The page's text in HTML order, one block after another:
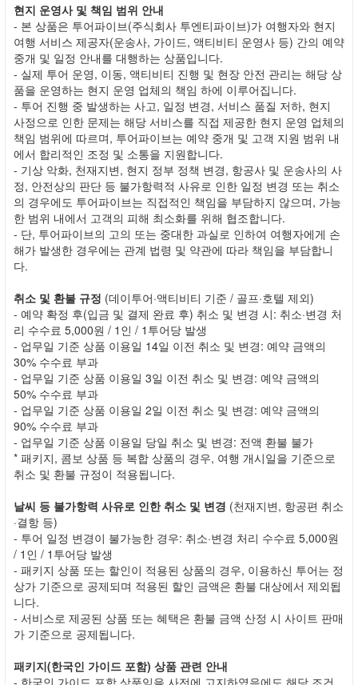
현지 운영사 및 책임 범위 안내
- 본 상품은 투어파이브(주식회사 투엔티파이브)가 여행자와 현지
여행 서비스 제공자(운송사, 가이드, 액티비티 운영사 등) 간의 예약
중개 및 일정 안내를 대행하는 상품입니다.
- 실제 투어 운영, 이동, 액티비티 진행 및 현장 안전 관리는 해당 상
품을 운영하는 현지 운영 업체의 책임 하에 이루어집니다.
- 투어 진행 중 발생하는 사고, 일정 변경, 서비스 품질 저하, 현지
사정으로 인한 문제는 해당 서비스를 직접 제공한 현지 운영 업체의
책임 범위에 따르며, 투어파이브는 예약 중개 및 고객 지원 범위 내
에서 합리적인 조정 및 소통을 지원합니다.
- 기상 악화, 천재지변, 현지 정부 정책 변경, 항공사 및 운송사의 사
정, 안전상의 판단 등 불가항력적 사유로 인한 일정 변경 또는 취소
의 경우에도 투어파이브는 직접적인 책임을 부담하지 않으며, 가능
한 범위 내에서 고객의 피해 최소화를 위해 협조합니다.
- 단, 투어파이브의 고의 또는 중대한 과실로 인하여 여행자에게 손
해가 발생한 경우에는 관계 법령 및 약관에 따라 책임을 부담합니
다.
취소 및 환불 규정 (데이투어·액티비티 기준 / 골프·호텔 제외)
- 예약 확정 후(입금 및 결제 완료 후) 취소 및 변경 시: 취소·변경 처
리 수수료 5,000원 / 1인 / 1투어당 발생
- 업무일 기준 상품 이용일 14일 이전 취소 및 변경: 예약 금액의
30% 수수료 부과
- 업무일 기준 상품 이용일 3일 이전 취소 및 변경: 예약 금액의
50% 수수료 부과
- 업무일 기준 상품 이용일 2일 이전 취소 및 변경: 예약 금액의
90% 수수료 부과
- 업무일 기준 상품 이용일 당일 취소 및 변경: 전액 환불 불가
* 패키지, 콤보 상품 등 복합 상품의 경우, 여행 개시일을 기준으로
취소 및 환불 규정이 적용됩니다.
날씨 등 불가항력 사유로 인한 취소 및 변경 (천재지변, 항공편 취소
·결항 등)
- 투어 일정 변경이 불가능한 경우: 취소·변경 처리 수수료 5,000원
/ 1인 / 1투어당 발생
- 패키지 상품 또는 할인이 적용된 상품의 경우, 이용하신 투어는 정
상가 기준으로 공제되며 적용된 할인 금액은 환불 대상에서 제외됩
니다.
- 서비스로 제공된 상품 또는 혜택은 환불 금액 산정 시 사이트 판매
가 기준으로 공제됩니다.
패키지(한국인 가이드 포함) 상품 관련 안내
- 한국인 가이드 포함 상품임을 사전에 고지하였음에도 해당 조건